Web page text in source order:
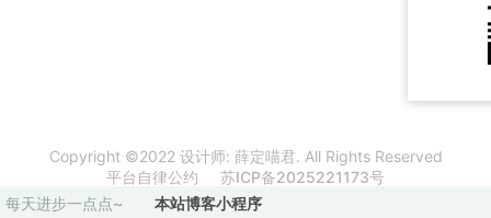
Copyright ©2022 设计师: 薛定喵君. All Rights Reserved
平台自律公约
苏ICP备2025221173号
苏公网安备32021102000256号
每天进步一点点~ 本站博客小程序